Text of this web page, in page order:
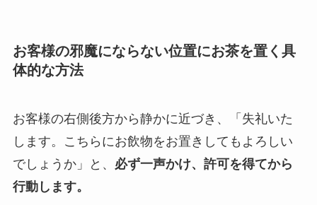
お客様の邪魔にならない位置にお茶を置く具
体的な方法
お客様の右側後方から静かに近づき、「失礼いた
します。こちらにお飲物をお置きしてもよろしい
でしょうか」と、 必ず一声かけ、許可を得てから
行動します。